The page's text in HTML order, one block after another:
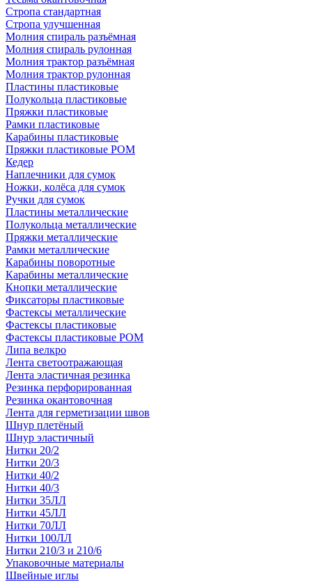
Стропа стандартная
Стропа улучшенная
Молния спираль разъёмная
Молния спираль рулонная
Молния трактор разъёмная
Молния трактор рулонная
Пластины пластиковые
Полукольца пластиковые
Пряжки пластиковые
Рамки пластиковые
Карабины пластиковые
Пряжки пластиковые РОМ
Кедер
Наплечники для сумок
Ножки, колёса для сумок
Ручки для сумок
Пластины металлические
Полукольца металлические
Пряжки металлические
Рамки металлические
Карабины поворотные
Карабины металлические
Кнопки металлические
Фиксаторы пластиковые
Фастексы металлические
Фастексы пластиковые
Фастексы пластиковые POM
Липа велкро
Лента светоотражающая
Лента эластичная резинка
Резинка перфорированная
Резинка окантовочная
Лента для герметизации швов
Шнур плетёный
Шнур эластичный
Нитки 20/2
Нитки 20/3
Нитки 40/2
Нитки 40/3
Нитки 35ЛЛ
Нитки 45ЛЛ
Нитки 70ЛЛ
Нитки 100ЛЛ
Нитки 210/3 и 210/6
Упаковочные материалы
Швейные иглы